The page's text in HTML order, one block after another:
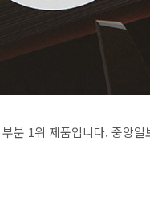
분 1위 제품입니다. 중앙